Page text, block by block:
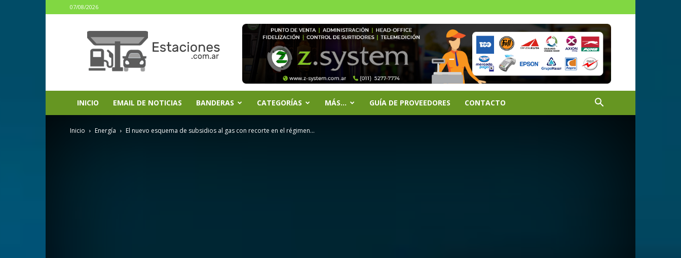
07/08/2026
INICIO EMAIL DE NOTICIAS BANDERAS CATEGORÍAS MÁS… GUÍA DE PROVEEDORES CONTACTO
Inicio Energía El nuevo esquema de subsidios al gas con recorte en el régimen...